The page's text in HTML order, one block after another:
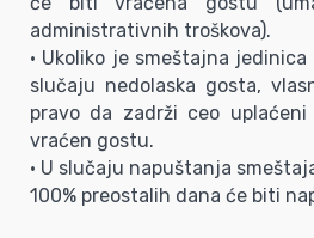
administrativnih troškova).
• Ukoliko je smeštajna
slučaju nedolaska gosta,
pravo da zadrži ceo
vraćen gostu.
• U slučaju napuštanja
100% preostalih dana će biti